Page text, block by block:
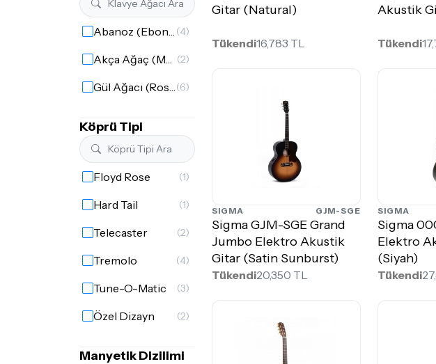
Tele (2)
Özel Form (1)
Abanoz (Ebony) (4)
Akça Ağaç (Maple) (2)
Gül Ağacı (Rosewood)(6)
Köprü Tipi
Floyd Rose (1)
Hard Tail (1)
Telecaster (2)
Tremolo (4)
Tune-O-Matic (3)
Özel Dizayn (2)
Manyetik Dizilimi
Gitar (Natural)
Tükendi16,783 TL
Akustik
Tükendi
SIGMA GJM-SGE
Sigma GJM-SGE Grand
Jumbo Elektro Akustik
Gitar (Satin Sunburst)
Tükendi20,350 TL
SIGMA
Sigma
Elektro
(Siyah)
Tükendi